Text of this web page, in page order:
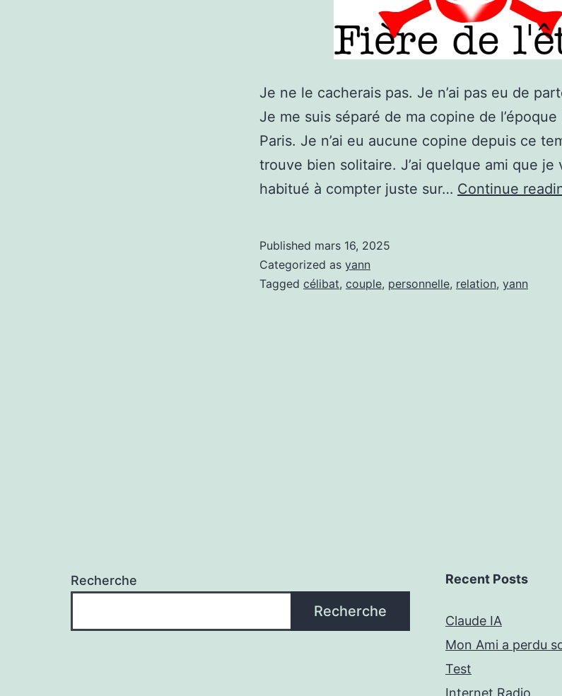
Je ne le cacherais pas. Je n’ai pas eu de
Je me suis séparé de ma copine de
Paris. Je n’ai eu aucune copine depuis ce
trouve bien solitaire. J’ai quelque ami que je
habitué à compter juste sur… Continue
Published mars 16, 2025
Categorized as yann
Tagged célibat, couple, personnelle, relation, yann
Recherche
Recherche
Recent Posts
Claude IA
Mon Ami a perdu
Test
Internet Radio